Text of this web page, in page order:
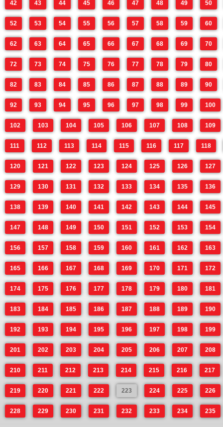
42 43 44 45 46 47 48 49 50
52 53 54 55 56 57 58 59 60
62 63 64 65 66 67 68 69 70
72 73 74 75 76 77 78 79 80
82 83 84 85 86 87 88 89 90
92 93 94 95 96 97 98 99 100
102 103 104 105 106 107 108 109
111 112 113 114 115 116 117 118
120 121 122 123 124 125 126 127
129 130 131 132 133 134 135 136
138 139 140 141 142 143 144 145
147 148 149 150 151 152 153 154
156 157 158 159 160 161 162 163
165 166 167 168 169 170 171 172
174 175 176 177 178 179 180 181
183 184 185 186 187 188 189 190
192 193 194 195 196 197 198 199
201 202 203 204 205 206 207 208
210 211 212 213 214 215 216 217
219 220 221 222 223 224 225 226
228 229 230 231 232 233 234 235